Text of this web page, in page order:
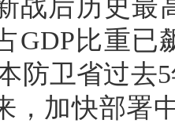
战后历史最
GDP比重已
防卫省过去
，加快部署